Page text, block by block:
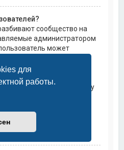
для
работы.
сообщество на
администратором
может
права
одновременно большому
например, изменение
к приватным форумам.